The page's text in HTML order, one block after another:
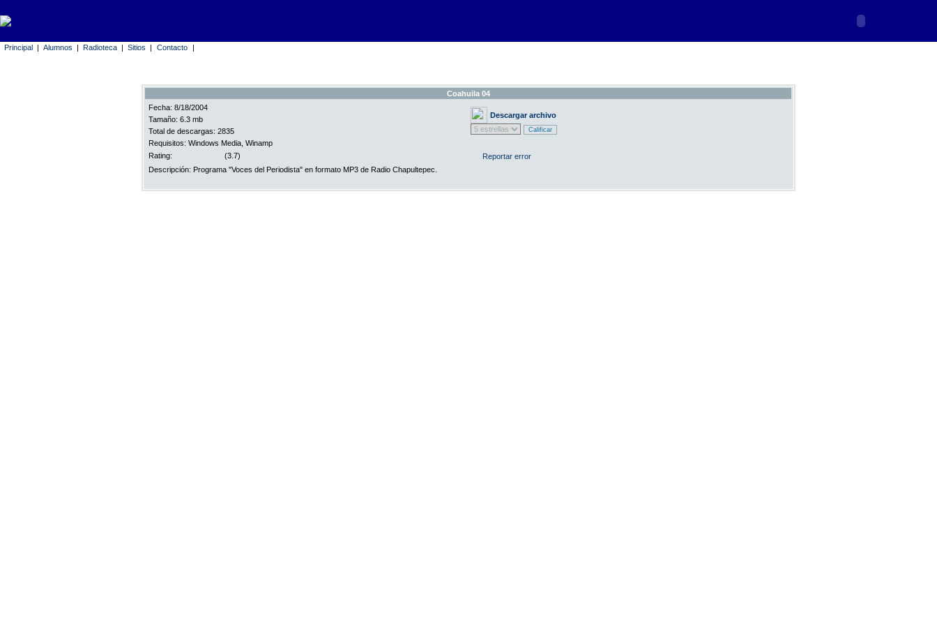
Principal | Alumnos | Radioteca | Sitios | Contacto |
Coahuila 04
Fecha: 8/18/2004
Descargar archivo
Tamaño: 6.3 mb
Total de descargas: 2835
Requisitos: Windows Media, Winamp
Rating:
(3.7)
Reportar error
Descripción: Programa "Voces del Periodista" en formato MP3 de Radio Chapultepec.